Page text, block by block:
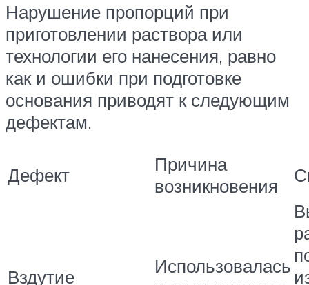
Нарушение пропорций при
приготовлении раствора или
технологии его нанесения, равно
как и ошибки при подготовке
основания приводят к следующим
дефектам.
Дефект
Причина
возникновения
Вздутие
Использовалась